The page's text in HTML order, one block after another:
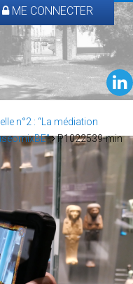
ME CONNECTER
n°2 : “La médiation
P1022539-min